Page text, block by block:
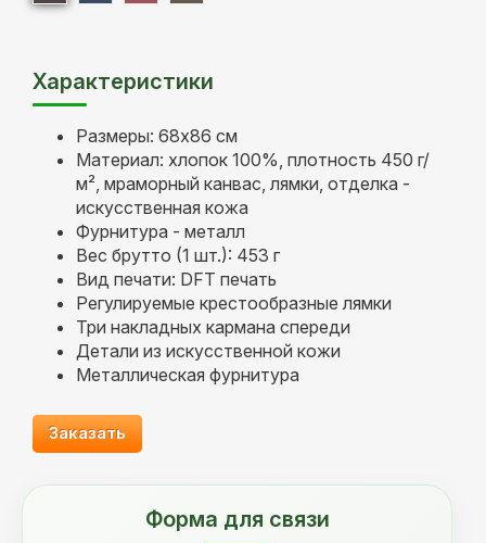
Характеристики
Размеры: 68х86 см
Материал: хлопок 100%, плотность 450 г/
м², мраморный канвас, лямки, отделка -
искусственная кожа
Фурнитура - металл
Вес брутто (1 шт.): 453 г
Вид печати: DFT печать
Регулируемые крестообразные лямки
Три накладных кармана спереди
Детали из искусственной кожи
Металлическая фурнитура
Заказать
Форма для связи